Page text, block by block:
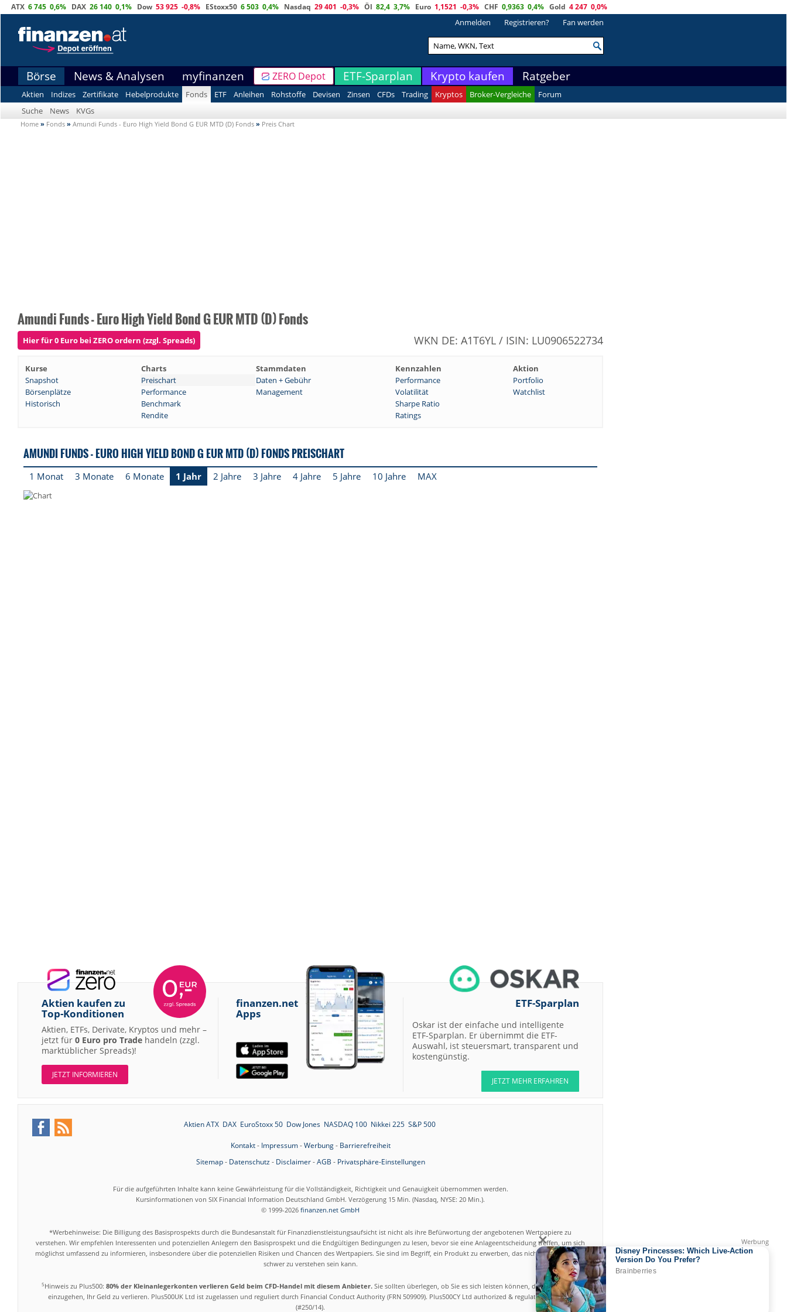
ATX 6 745 0,6% DAX 26 140 0,1% Dow 53 925 -0,8% EStoxx50 6 503 0,4% Nasdaq 29 401 -0,3% Öl 82,4 3,7% Euro 1,1521 -0,3% CHF 0,9363 0,4% Gold 4 247 0,0%
Anmelden Registrieren? Fan werden
Börse News & Analysen myfinanzen ZERO Depot ETF-Sparplan Krypto kaufen Ratgeber
Aktien Indizes Zertifikate Hebelprodukte Fonds ETF Anleihen Rohstoffe Devisen Zinsen CFDs Trading Kryptos Broker-Vergleiche
Forum
Suche
News KVGs
Home » Fonds » Amundi Funds - Euro High Yield Bond G EUR MTD (D) Fonds » Preis Chart
Amundi Funds - Euro High Yield Bond G EUR MTD (D) Fonds
Hier für 0 Euro bei ZERO ordern (zzgl. Spreads) WKN DE: A1T6YL / ISIN: LU0906522734
Kurse Charts Stammdaten Kennzahlen
Aktion
Snapshot
Preischart Daten + Gebühr Performance
Portfolio
Börsenplätze
Performance Management Volatilität
Watchlist
Historisch
Benchmark
Sharpe Ratio
Rendite
Ratings
AMUNDI FUNDS - EURO HIGH YIELD BOND G EUR MTD (D) FONDS PREISCHART
1 Monat 3 Monate 6 Monate 1 Jahr 2 Jahre 3 Jahre 4 Jahre 5 Jahre 10 Jahre MAX
Aktien kaufen zu
Top-Konditionen
Aktien, ETFs, Derivate, Kryptos und mehr –
jetzt für 0 Euro pro Trade handeln (zzgl.
marktüblicher Spreads)!
JETZT INFORMIEREN
finanzen.net
Apps
ETF-Sparplan
Oskar ist der einfache und intelligente
ETF-Sparplan. Er übernimmt die ETF-
Auswahl, ist steuersmart, transparent und
kostengünstig.
JETZT MEHR ERFAHREN
Aktien ATX DAX EuroStoxx 50 Dow Jones NASDAQ 100 Nikkei 225 S&P 500
Kontakt- Impressum-Werbung- Barrierefreiheit
Sitemap- Datenschutz- Disclaimer-AGB - Privatsphäre-Einstellungen
Für die aufgeführten Inhalte kann keine Gewährleistung für die Vollständigkeit, Richtigkeit und Genauigkeit übernommen werden.
Kursinformationen von SIX Financial Information Deutschland GmbH. Verzögerung 15 Min. (Nasdaq, NYSE: 20 Min.).
© 1999-2026 finanzen.net GmbH
*Werbehinweise: Die Billigung des Basisprospekts durch die Bundesanstalt für Finanzdienstleistungsaufsicht ist nicht als ihre Befürwortung der angebotenen Wertpapiere zu
verstehen. Wir empfehlen Interessenten und potenziellen Anlegern den Basisprospekt und die Endgültigen Bedingungen zu lesen, bevor sie eine Anlageentscheidung treffen, um sich
möglichst umfassend zu informieren, insbesondere über die potenziellen Risiken und Chancen des Wertpapiers. Sie sind im Begriff, ein Produkt zu erwerben, das nicht einfach ist und
schwer zu verstehen sein kann.
5Hinweis zu Plus500: 80% der Kleinanlegerkonten verlieren Geld beim CFD-Handel mit diesem Anbieter.Sie sollten überlegen, ob Sie es sich leisten können, das hohe Risiko
einzugehen, Ihr Geld zu verlieren. Plus500UK Ltd ist zugelassen und reguliert durch Financial Conduct Authority (FRN 509909). Plus500CY Ltd authorized & regulated by CySEC
(#250/14).